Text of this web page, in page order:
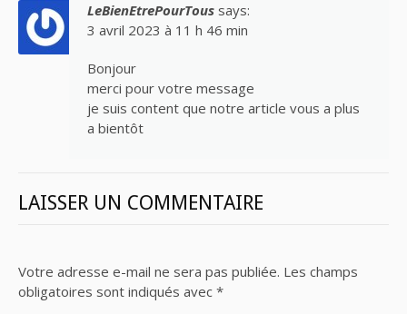
LeBienEtrePourTous says:
3 avril 2023 à 11 h 46 min
Bonjour
merci pour votre message
je suis content que notre article vous a plus
a bientôt
LAISSER UN COMMENTAIRE
Votre adresse e-mail ne sera pas publiée. Les champs
obligatoires sont indiqués avec *